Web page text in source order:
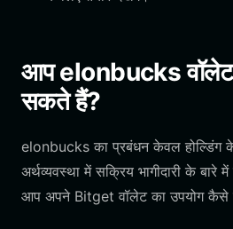
आप elonbucks वॉलेट
सकते हैं?
elonbucks का प्रबंधन केवल होल्डिंग के
अर्थव्यवस्था में सक्रिय भागीदारी के बारे
आप अपने Bitget वॉलेट का उपयोग